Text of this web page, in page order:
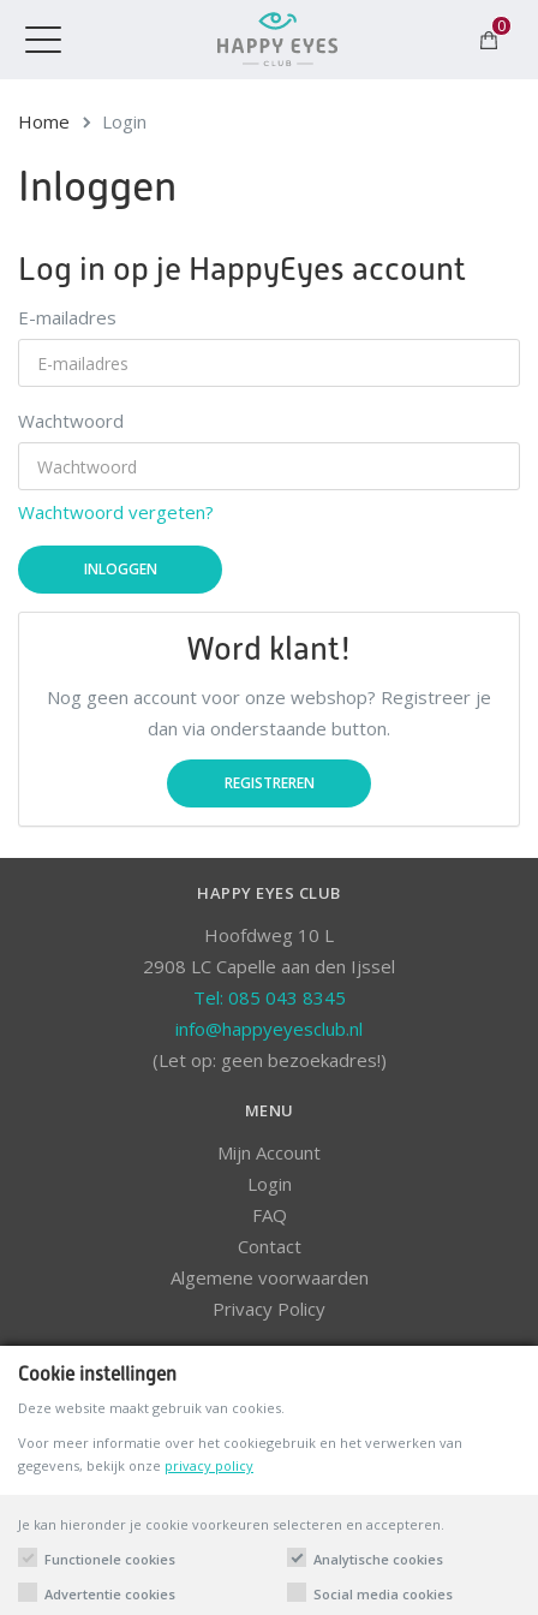
Toggle
0
Home Login
Inloggen
Log in op je HappyEyes account
E-mailadres
Wachtwoord
Wachtwoord vergeten?
Word klant!
Nog geen account voor onze webshop? Registreer je
dan via onderstaande button.
REGISTREREN
HAPPY EYES CLUB
Hoofdweg 10 L
2908 LC Capelle aan den Ijssel
Tel: 085 043 8345
info@happyeyesclub.nl
(Let op: geen bezoekadres!)
MENU
Mijn Account
Login
FAQ
Contact
Algemene voorwaarden
Privacy Policy
VOLG ONS
© HappyEyes 2026. All rights reserved.
Cookie instellingen
Deze website maakt gebruik van cookies.
Voor meer informatie over het cookiegebruik en het verwerken van
gegevens, bekijk onze privacy policy
Je kan hieronder je cookie voorkeuren selecteren en accepteren.
Functionele cookies
Analytische cookies
Advertentie cookies
Social media cookies